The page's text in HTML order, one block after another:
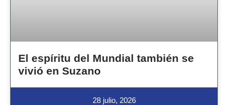
El espíritu del Mundial también se
vivió en Suzano
28 julio, 2026